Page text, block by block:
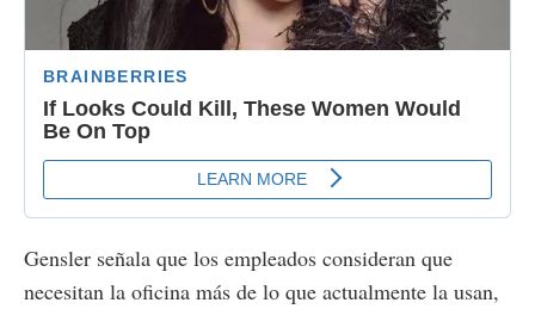
Gensler señala que los empleados consideran que
necesitan la oficina más de lo que actualmente la usan,